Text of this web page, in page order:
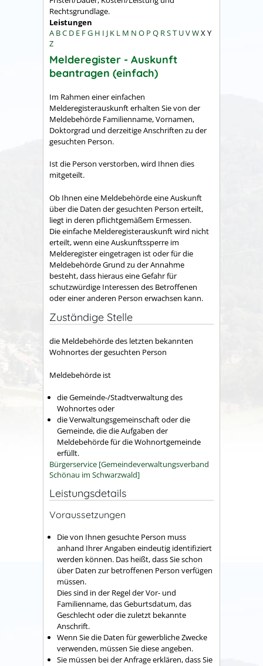
Rechtsgrundlage.
Leistungen
A BC D E FG H I J K L M N O P Q RST UVWX Y
Z
Melderegister - Auskunft
beantragen (einfach)
Im Rahmen einer einfachen
Melderegisterauskunft erhalten Sie von der
Meldebehörde Familienname, Vornamen,
Doktorgrad und derzeitige Anschriften zu der
gesuchten Person.
Ist die Person verstorben, wird Ihnen dies
mitgeteilt.
Ob Ihnen eine Meldebehörde eine Auskunft
über die Daten der gesuchten Person erteilt,
liegt in deren pflichtgemäßem Ermessen.
Die einfache Melderegisterauskunft wird nicht
erteilt, wenn eine Auskunftssperre im
Melderegister eingetragen ist oder für die
Meldebehörde Grund zu der Annahme
besteht, dass hieraus eine Gefahr für
schutzwürdige Interessen des Betroffenen
oder einer anderen Person erwachsen kann.
Zuständige Stelle
die Meldebehörde des letzten bekannten
Wohnortes der gesuchten Person
Meldebehörde ist
die Gemeinde-/Stadtverwaltung des
Wohnortes oder
die Verwaltungsgemeinschaft oder die
Gemeinde, die die Aufgaben der
Meldebehörde für die Wohnortgemeinde
erfüllt.
Bürgerservice [Gemeindeverwaltungsverband
Schönau im Schwarzwald]
Leistungsdetails
Voraussetzungen
Die von Ihnen gesuchte Person muss
anhand Ihrer Angaben eindeutig identifiziert
werden können. Das heißt, dass Sie schon
über Daten zur betroffenen Person verfügen
müssen.
Dies sind in der Regel der Vor- und
Familienname, das Geburtsdatum, das
Geschlecht oder die zuletzt bekannte
Anschrift.
Wenn Sie die Daten für gewerbliche Zwecke
verwenden, müssen Sie diese angeben.
Sie müssen bei der Anfrage erklären, dass Sie